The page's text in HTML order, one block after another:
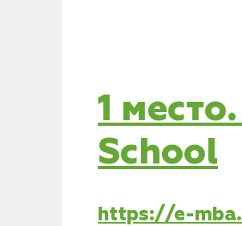
1
School
https://e-